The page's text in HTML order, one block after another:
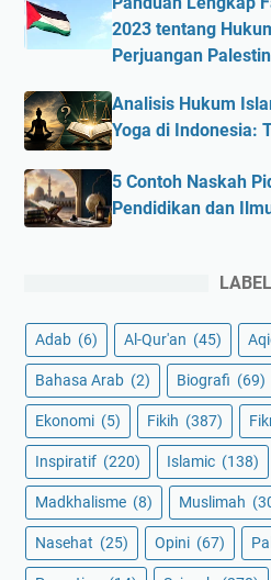
2023 tentang
Perjuangan
Analisis Hukum
Yoga di Indonesia:
5 Contoh Naskah
Pendidikan dan
LABEL
Adab (6) Al-Qur'an (45)
Bahasa Arab (2) Biografi (69)
Ekonomi (5) Fikih (387)
Inspiratif (220) Islamic (138)
Madkhalisme (8) Muslimah
Nasehat (25) Opini (67)